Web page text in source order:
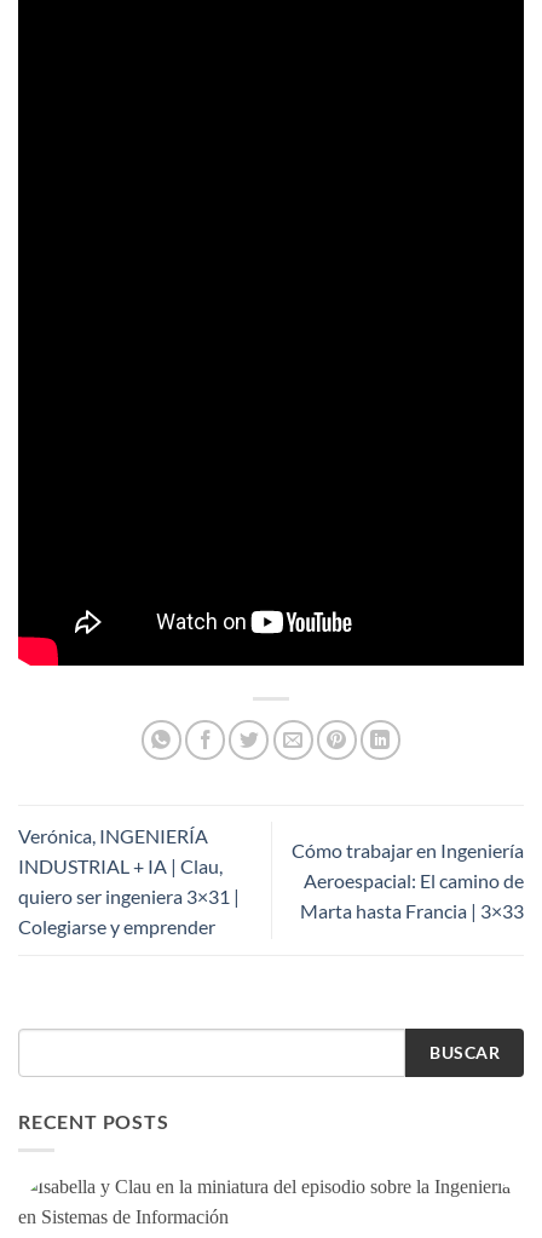
Verónica, INGENIERÍA
INDUSTRIAL + IA | Clau,
quiero ser ingeniera 3×31 |
Colegiarse y emprender
Cómo trabajar en Ingeniería
Aeroespacial: El camino de
Marta hasta Francia | 3×33
BUSCAR
RECENT POSTS